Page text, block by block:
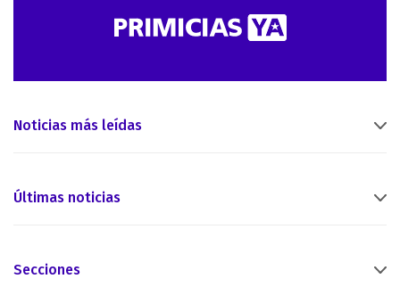
Noticias más leídas
Últimas noticias
Secciones